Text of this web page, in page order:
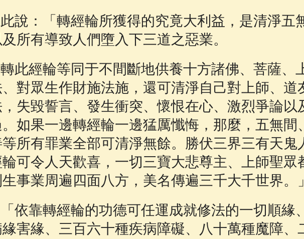
說：「轉經輪所獲得的究竟大利益，是清淨五
所有導致人們墮入下三道之惡業。
此經輪等同于不間斷地供養十方諸佛、菩薩、
對眾生作財施法施，還可清淨自己對上師、道
失毀誓言、發生衝突、懷恨在心、激烈爭論以
如果一邊轉經輪一邊猛厲懺悔，那麼，五無間
所有罪業全部可清淨無餘。勝伏三界三有天鬼
可令人天歡喜，一切三寶大悲尊主、上師聖眾
事業周遍四面八方，美名傳遍三千大千世界。」
依靠轉經輪的功德可任運成就修法的一切順緣
害緣、三百六十種疾病障礙、八十萬種魔障、